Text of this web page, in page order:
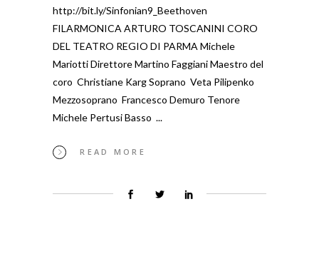
http://bit.ly/Sinfonian9_Beethoven
FILARMONICA ARTURO TOSCANINI CORO
DEL TEATRO REGIO DI PARMA Michele
Mariotti Direttore Martino Faggiani Maestro del
coro Christiane Karg Soprano Veta Pilipenko
Mezzosoprano Francesco Demuro Tenore
Michele Pertusi Basso
READ MORE